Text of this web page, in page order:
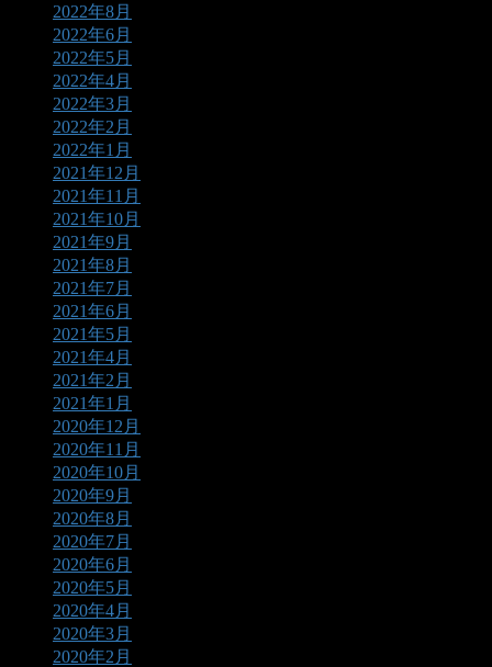
2022年8月
2022年6月
2022年5月
2022年4月
2022年3月
2022年2月
2022年1月
2021年12月
2021年11月
2021年10月
2021年9月
2021年8月
2021年7月
2021年6月
2021年5月
2021年4月
2021年2月
2021年1月
2020年12月
2020年11月
2020年10月
2020年9月
2020年8月
2020年7月
2020年6月
2020年5月
2020年4月
2020年3月
2020年2月